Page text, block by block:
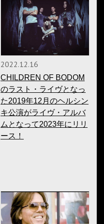
2022.12.16
CHILDREN OF BODOM
のラスト・ライヴとなっ
た2019年12月のヘルシン
キ公演がライヴ・アルバ
ムとなって2023年にリリ
ース！